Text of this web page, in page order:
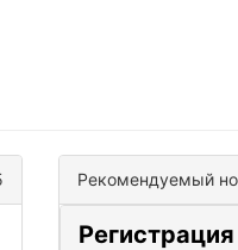
Рекомендуемый